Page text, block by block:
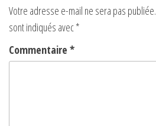
Votre adresse e-mail ne sera pas publiée.
sont indiqués avec*
Commentaire *